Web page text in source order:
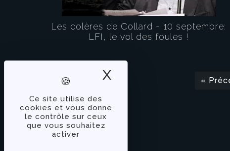
Ce site utilise des
cookies et vous donne
le contrôle sur ceux
que vous souhaitez
activer
X Masquer le
Les colères de Collard - 10 septembre:
LFI, le vol des foules !
«